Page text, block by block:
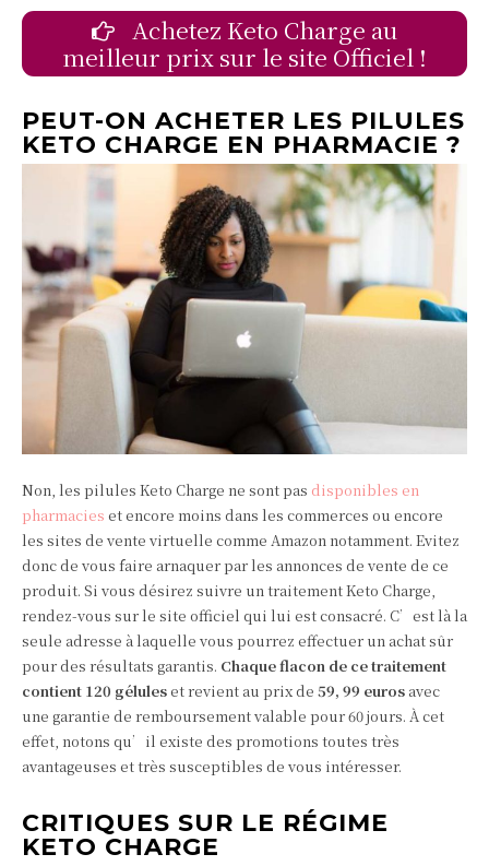
Achetez Keto Charge au
meilleur prix sur le site Officiel !
PEUT-ON ACHETER LES PILULES
KETO CHARGE EN PHARMACIE ?
Non, les pilules Keto Charge ne sont pas disponibles en
pharmacies et encore moins dans les commerces ou encore
les sites de vente virtuelle comme Amazon notamment. Evitez
donc de vous faire arnaquer par les annonces de vente de ce
produit. Si vous désirez suivre un traitement Keto Charge,
rendez-vous sur le site officiel qui lui est consacré. C’est là la
seule adresse à laquelle vous pourrez effectuer un achat sûr
pour des résultats garantis. Chaque flacon de ce traitement
contient 120 géluleset revient au prix de 59, 99 euros avec
une garantie de remboursement valable pour 60 jours. À cet
effet, notons qu’il existe des promotions toutes très
avantageuses et très susceptibles de vous intéresser.
CRITIQUES SUR LE RÉGIME
KETO CHARGE